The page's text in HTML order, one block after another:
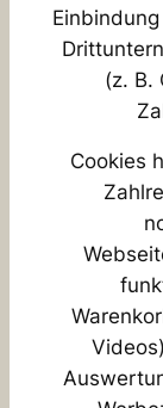
(z. B.
Cookies